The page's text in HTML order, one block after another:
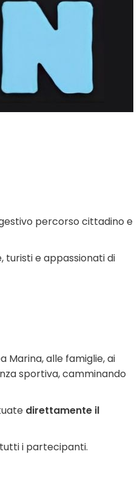
percorso cittadino e
e appassionati di
Marina, alle famiglie, ai
sportiva, camminando
direttamente il
i partecipanti.